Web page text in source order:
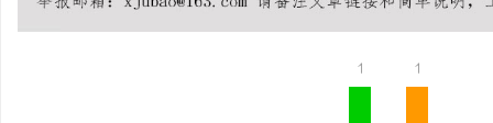
1 1